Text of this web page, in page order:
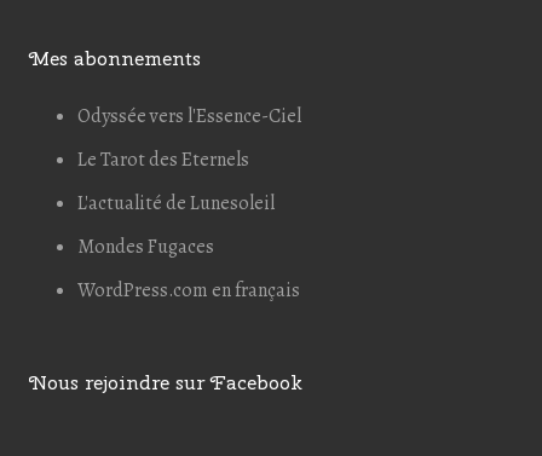
Mes abonnements
Odyssée vers l'Essence-Ciel
Le Tarot des Eternels
L'actualité de Lunesoleil
Mondes Fugaces
WordPress.com en français
Nous rejoindre sur Facebook